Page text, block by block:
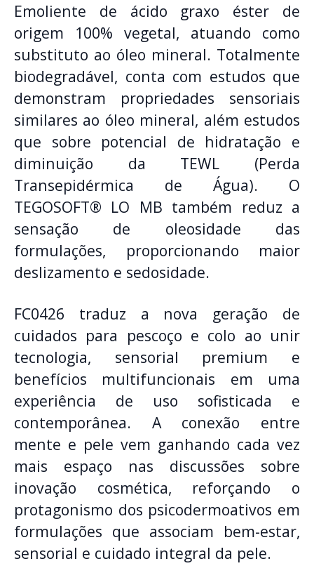
Emoliente de ácido graxo éster de
origem 100% vegetal, atuando como
substituto ao óleo mineral. Totalmente
biodegradável, conta com estudos que
demonstram propriedades sensoriais
similares ao óleo mineral, além estudos
que sobre potencial de hidratação e
diminuição da TEWL (Perda
Transepidérmica de Água). O
TEGOSOFT® LO MB também reduz a
sensação de oleosidade das
formulações, proporcionando maior
deslizamento e sedosidade.
FC0426 traduz a nova geração de
cuidados para pescoço e colo ao unir
tecnologia, sensorial premium e
benefícios multifuncionais em uma
experiência de uso sofisticada e
contemporânea. A conexão entre
mente e pele vem ganhando cada vez
mais espaço nas discussões sobre
inovação cosmética, reforçando o
protagonismo dos psicodermoativos em
formulações que associam bem-estar,
sensorial e cuidado integral da pele.